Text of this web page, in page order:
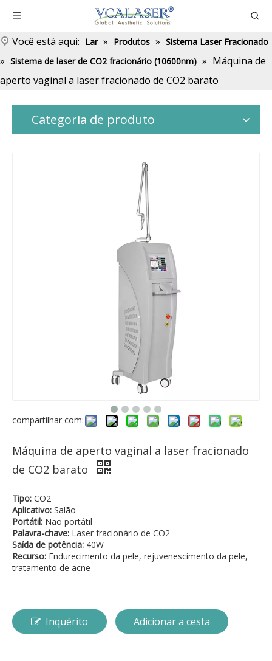
Você está aqui: Lar » Produtos » Sistema Laser Fracionado
» Sistema de laser de CO2 fracionário (10600nm) » Máquina de
aperto vaginal a laser fracionado de CO2 barato
Categoria de produto
compartilhar com:
Máquina de aperto vaginal a laser fracionado
de CO2 barato
Tipo: CO2
Aplicativo: Salão
Portátil: Não portátil
Palavra-chave: Laser fracionário de CO2
Saída de potência: 40W
Recurso: Endurecimento da pele, rejuvenescimento da pele,
tratamento de acne
Inquérito Adicionar a cesta